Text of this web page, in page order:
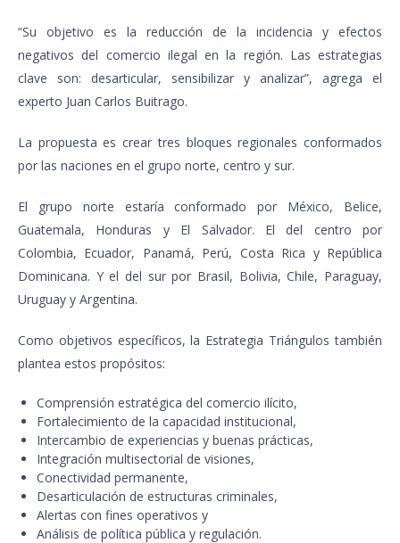
“Su objetivo es la reducción de la incidencia y efectos
negativos del comercio ilegal en la región. Las estrategias
clave son: desarticular, sensibilizar y analizar”, agrega el
experto Juan Carlos Buitrago.
La propuesta es crear tres bloques regionales conformados
por las naciones en el grupo norte, centro y sur.
El grupo norte estaría conformado por México, Belice,
Guatemala, Honduras y El Salvador. El del centro por
Colombia, Ecuador, Panamá, Perú, Costa Rica y República
Dominicana. Y el del sur por Brasil, Bolivia, Chile, Paraguay,
Uruguay y Argentina.
Como objetivos específicos, la Estrategia Triángulos también
plantea estos propósitos:
Comprensión estratégica del comercio ilícito,
Fortalecimiento de la capacidad institucional,
Intercambio de experiencias y buenas prácticas,
Integración multisectorial de visiones,
Conectividad permanente,
Desarticulación de estructuras criminales,
Alertas con fines operativos y
Análisis de política pública y regulación.